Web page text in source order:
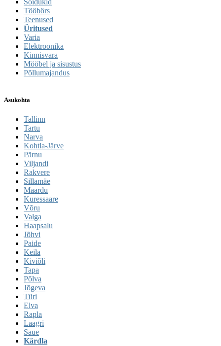
Sõidukid
Tööbörs
Teenused
Üritused
Varia
Elektroonika
Kinnisvara
Mööbel ja sisustus
Põllumajandus
Asukohta
Tallinn
Tartu
Narva
Kohtla-Järve
Pärnu
Viljandi
Rakvere
Sillamäe
Maardu
Kuressaare
Võru
Valga
Haapsalu
Jõhvi
Paide
Keila
Kiviõli
Tapa
Põlva
Jõgeva
Türi
Elva
Rapla
Laagri
Saue
Kärdla